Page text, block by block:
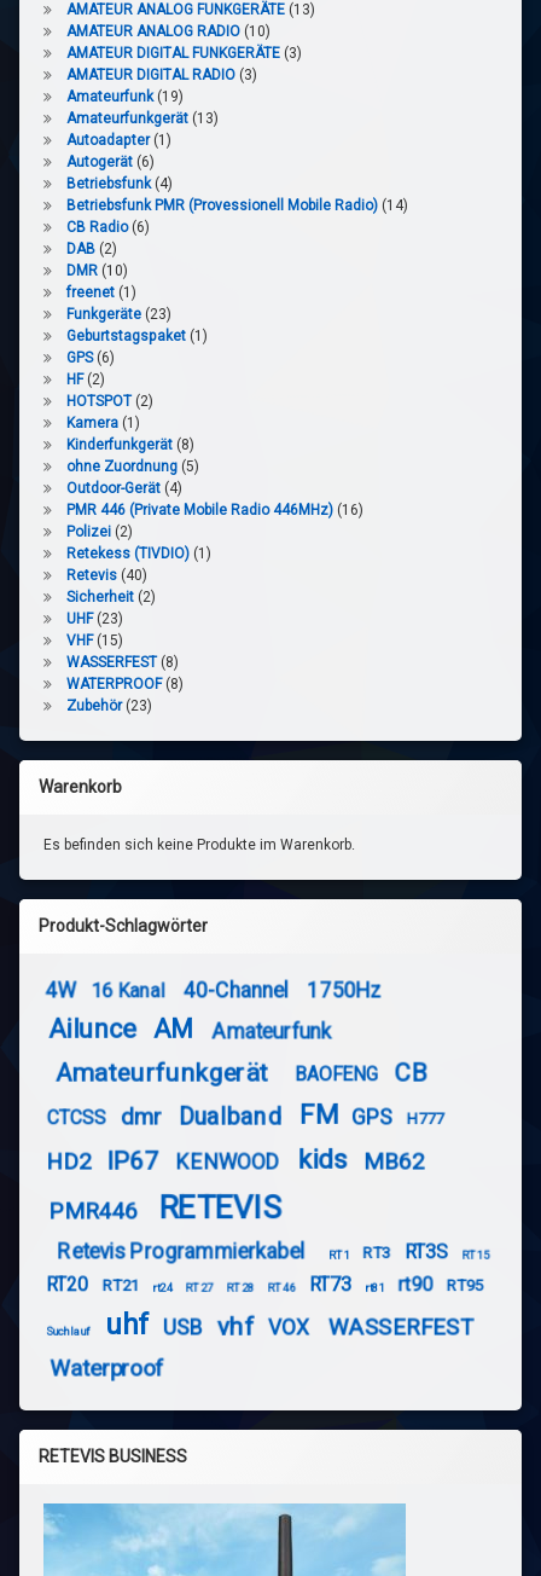
AMATEUR ANALOG FUNKGERÄTE (13)
AMATEUR ANALOG RADIO (10)
AMATEUR DIGITAL FUNKGERÄTE (3)
AMATEUR DIGITAL RADIO (3)
Amateurfunk (19)
Amateurfunkgerät (13)
Autoadapter (1)
Autogerät (6)
Betriebsfunk (4)
Betriebsfunk PMR (Provessionell Mobile Radio) (14)
CB Radio (6)
DAB (2)
DMR (10)
freenet (1)
Funkgeräte (23)
Geburtstagspaket (1)
GPS (6)
HF (2)
HOTSPOT (2)
Kamera (1)
Kinderfunkgerät (8)
ohne Zuordnung (5)
Outdoor-Gerät (4)
PMR 446 (Private Mobile Radio 446MHz) (16)
Polizei (2)
Retekess (TIVDIO) (1)
Retevis (40)
Sicherheit (2)
UHF (23)
VHF (15)
WASSERFEST (8)
WATERPROOF (8)
Zubehör (23)
Warenkorb
Es befinden sich keine Produkte im Warenkorb.
Produkt-Schlagwörter
4W 16 Kanal 40-Channel 1750Hz
Ailunce AM Amateurfunk
Amateurfunkgerät BAOFENG CB
CTCSS dmr Dualband FM GPS H777
HD2 IP67 KENWOOD kids
MB62
PMR446
RETEVIS
Retevis Programmierkabel RT1 RT3 RT3S RT15
RT20 RT21 rt24 RT27 RT28 RT46 RT73 rt81 rt90 RT95
Suchlauf uhf USB vhf VOX
WASSERFEST
Waterproof
RETEVIS BUSINESS